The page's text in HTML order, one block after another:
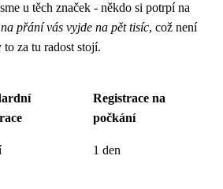
u těch značek - někdo si potrpí na
přání vás vyjde na pět tisíc, což není
za tu radost stojí.
Registrace na
počkání
1 den